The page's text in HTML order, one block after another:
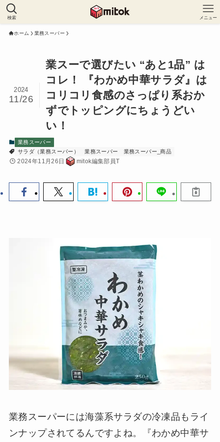
検索 メニュー
ホーム 業務スーパー
業スーで選びたい “あと1品” は
コレ！ 『わかめ中華サラダ』は
コリコリ食感のさっぱり系おか
ずでトッピングにちょうどい
い！
2024
11/26
業務スーパー
サラダ（業務スーパー）
業務スーパー 業務スーパー_商品
2024年11月26日 mitok編集部員T
業務スーパーには海藻系サラダの冷凍品もライ
ンナップされてるんですよね。『わかめ中華サ